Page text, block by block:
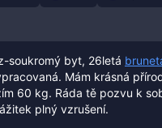
soukromý byt, 26letá
Mám krásná
60 kg. Ráda tě pozvu k
plný vzrušení.